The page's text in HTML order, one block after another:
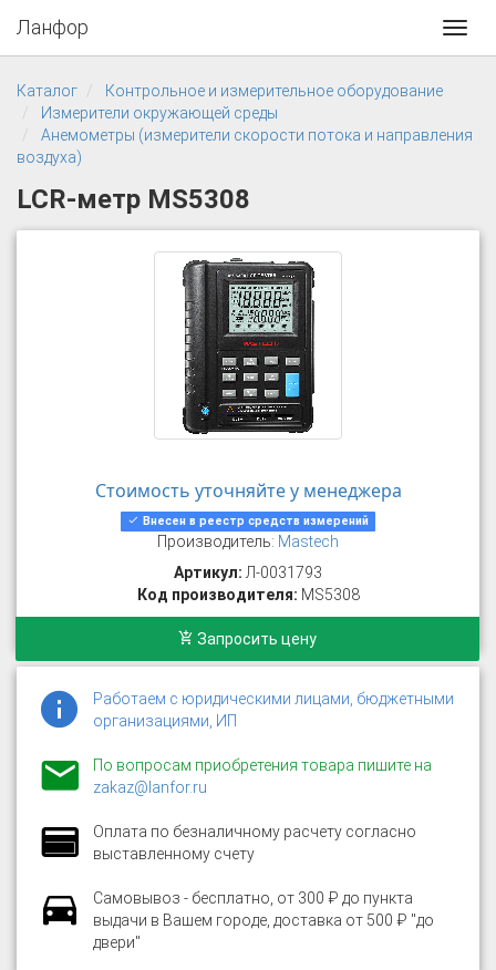
Ланфор
Каталог
Контрольное и измерительное оборудование
Измерители окружающей среды
Анемометры (измерители скорости потока и направления
воздуха)
LCR-метр MS5308
Стоимость уточняйте у менеджера
Внесен в реестр средств измерений
Производитель: Mastech
Артикул: Л-0031793
Код производителя: MS5308
Запросить цену
Работаем с юридическими лицами, бюджетными
организациями, ИП
По вопросам приобретения товара пишите на
zakaz@lanfor.ru
Оплата по безналичному расчету согласно
выставленному счету
Самовывоз - бесплатно, от 300 ₽ до пункта
выдачи в Вашем городе, доставка от 500 ₽ "до
двери"